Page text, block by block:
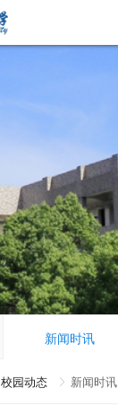
新闻时讯
校园动态 新闻时讯